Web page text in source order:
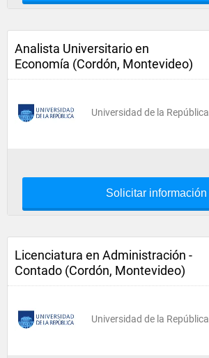
Analista Universitario en
Economía (Cordón, Montevideo)
Universidad de la República
Solicitar información
Licenciatura en Administración -
Contado (Cordón, Montevideo)
Universidad de la República